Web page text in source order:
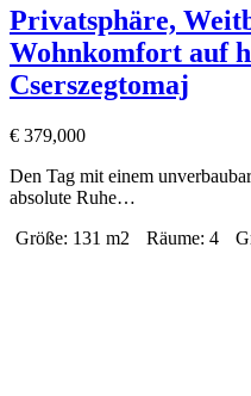
Privatsphäre,
Wohnkomfort auf
Cserszegtomaj
€ 379,000
Den Tag mit einem
absolute Ruhe…
Größe: 131 m2 Räume: 4